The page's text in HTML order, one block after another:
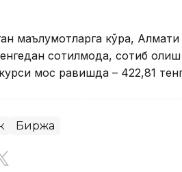
маълумотларга кўра,
сотилмоқда, сотиб
мос равишда – 422,81
Биржа